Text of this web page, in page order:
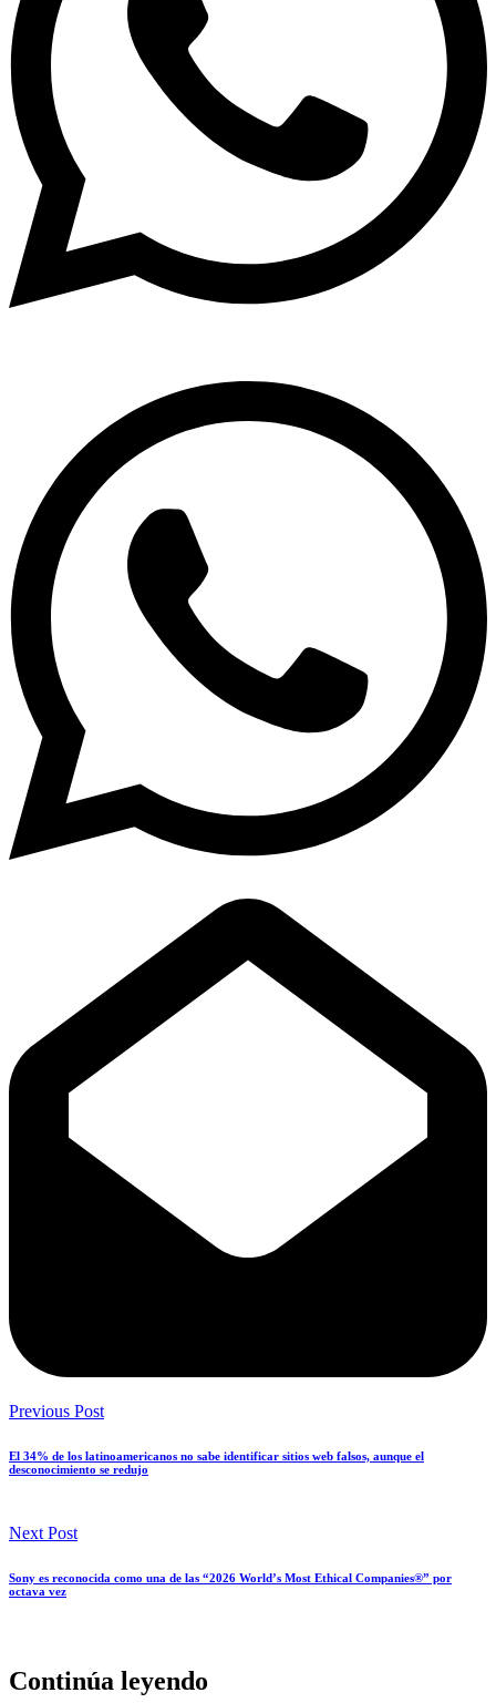
Previous Post
El 34% de los latinoamericanos no sabe identificar sitios web falsos, aunque el
desconocimiento se redujo
Next Post
Sony es reconocida como una de las “2026 World’s Most Ethical Companies®” por
octava vez
Continúa leyendo